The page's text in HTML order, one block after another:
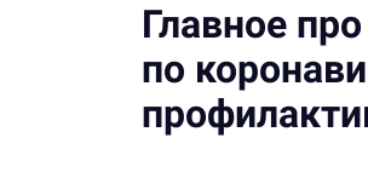
Главное
по